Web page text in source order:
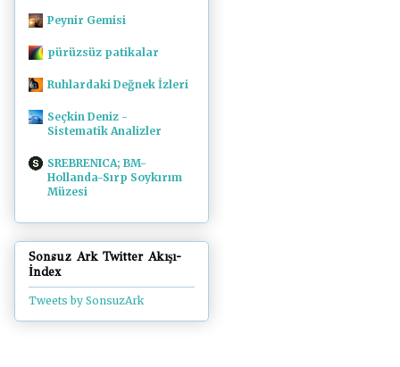
Peynir Gemisi
pürüzsüz patikalar
Ruhlardaki Değnek İzleri
Seçkin Deniz -
Sistematik Analizler
SREBRENICA; BM-
Hollanda-Sırp Soykırım
Müzesi
Sonsuz Ark Twitter Akışı-
İndex
Tweets by SonsuzArk